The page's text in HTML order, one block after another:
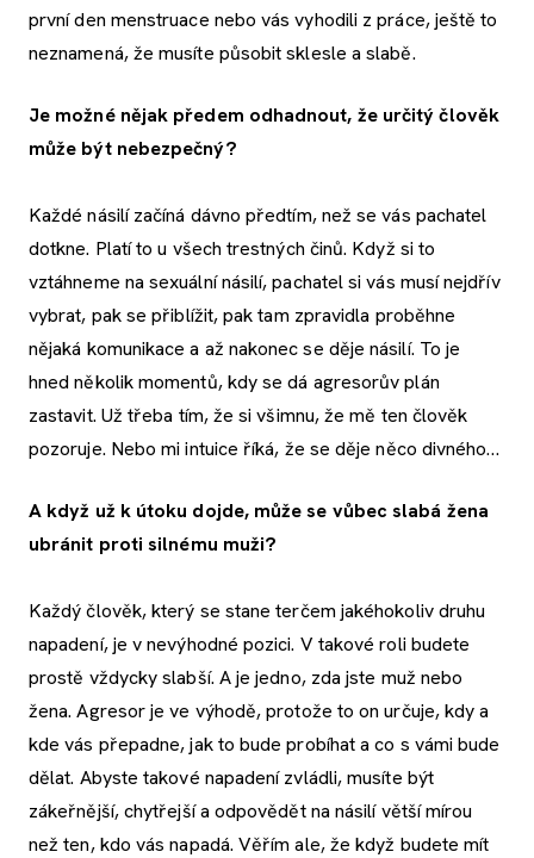
první den menstruace nebo vás vyhodili z práce, ještě to
neznamená, že musíte působit sklesle a slabě.
Je možné nějak předem odhadnout, že určitýčlověk
může být nebezpečný?
Každé násilí začíná dávno předtím, než se vás pachatel
dotkne. Platí to u všech trestných činů. Když si to
vztáhneme na sexuální násilí, pachatel si vás musí nejdřív
vybrat, pak se přiblížit, pak tam zpravidla proběhne
nějaká komunikace a až nakonec se děje násilí. To je
hned několik momentů, kdy se dá agresorův plán
zastavit. Už třeba tím, že si všimnu, že mě ten člověk
pozoruje. Nebo mi intuice říká, že se děje něco divného…
A když už k útoku dojde, můžese vůbec slabá žena
ubránit proti silnému muži?
Každý člověk, který se stane terčem jakéhokoliv druhu
napadení, je v nevýhodné pozici. V takové roli budete
prostě vždycky slabší. A je jedno, zda jste muž nebo
žena. Agresor je ve výhodě, protože to on určuje, kdy a
kde vás přepadne, jak to bude probíhat a co s vámi bude
dělat. Abyste takové napadení zvládli, musíte být
zákeřnější, chytřejší a odpovědět na násilí větší mírou
než ten, kdo vás napadá. Věřím ale, že když budete mít